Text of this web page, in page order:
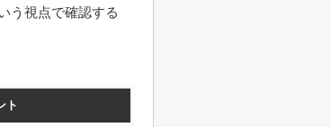
う視点で確認する
ト